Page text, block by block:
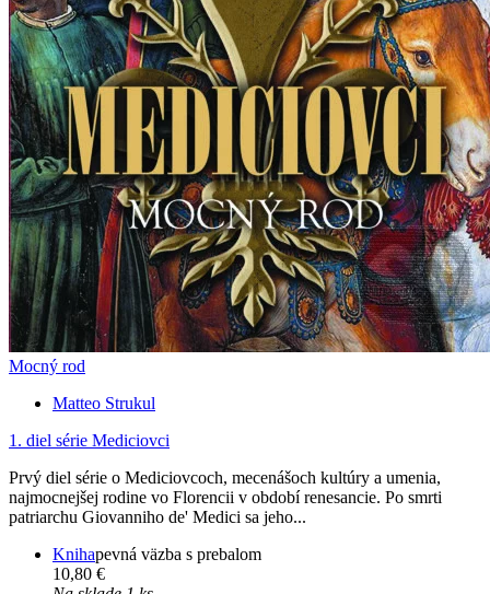
Mocný rod
Matteo Strukul
1. diel série Mediciovci
Prvý diel série o Mediciovcoch, mecenášoch kultúry a umenia,
najmocnejšej rodine vo Florencii v období renesancie. Po smrti
patriarchu Giovanniho de' Medici sa jeho...
Knihapevná väzba s prebalom
10,80 €